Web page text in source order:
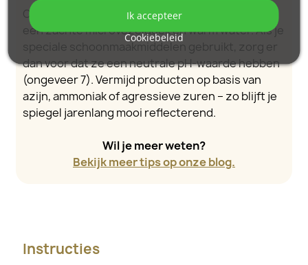
Om de perfecte glans te behouden, gebruik je
een zachte microvezeldoek en warm water. Als je
speciale schoonmaakmiddelen gebruikt, zorg er
dan voor dat ze een neutrale pH-waarde hebben
(ongeveer 7). Vermijd producten op basis van
azijn, ammoniak of agressieve zuren – zo blijft je
spiegel jarenlang mooi reflecterend.
Wil je meer weten?
Bekijk meer tips op onze blog.
Instructies
Cookiebeleid
Ik accepteer